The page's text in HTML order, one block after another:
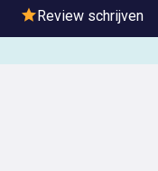
Review schrijven